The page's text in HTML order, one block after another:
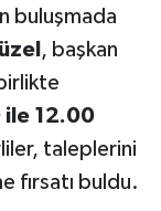
buluşmada
, başkan
ile 12.00
taleplerini
fırsatı buldu.